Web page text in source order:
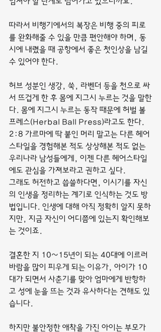
따라서 비행기에서의 복장은 비행 중의 피로
를 완화해줄 수 있을 만큼 편안해야 하며, 동
시에 내렸을 때 공항에서 좋은 첫인상을 남길
수 있어야 한다.
허브 성분인 생강, 쑥, 라벤더 등을 천으로 싸
서 뜨겁게 한 후 몸에 지그시 누르는 것을 말한
다. 몸에 지그시 누르는 동작 때문에 허벌 볼
프레스(Herbal Ball Press)라고도 한다.
2:8 가르마에 딱 붙인 머리 말고는 다른 헤어
스타일을 경험해본 적도 상상해본 적도 없는
우리나라 남성들에게, 이젠 다른 헤어스타일
에도 관심을 가져보라고 권하고 싶다.
그래도 허전하고 씁쓸하다면, 이시기를 자신
의 인생을 정리하는 계기로 인식하는 것도 방
법입니다. 인생에 대해 아직 정확히 알지 못하
지만, 지금 자신이 어디쯤에 있는지 확인해보
는 것이죠.
결혼한 지 10~15년이 되는 40대에 이르러
바람을 많이 피우게 되는 이유가, 아이가 10
대가 되면서 사춘기를 맞아 엄마에게 반항하
고 성에 눈을 뜨는 것과 유사하다는 견해도 있
습니다.
하지만 불안정한 애착을 가진 아이는 부모가